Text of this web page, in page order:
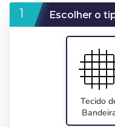
Escolher o
Tecido